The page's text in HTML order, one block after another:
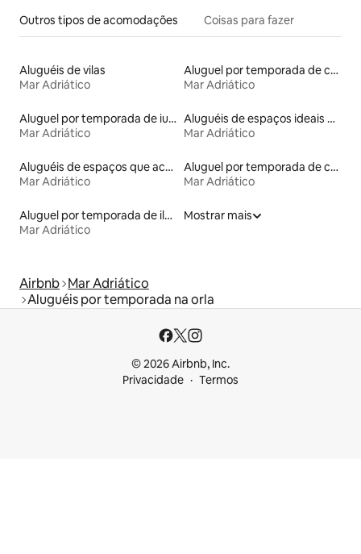
Outros tipos de acomodações Coisas para fazer
Aluguéis de vilas
Mar Adriático
Aluguel por temporada de casas arredondadas
Mar Adriático
Aluguel por temporada de iurtas
Mar Adriático
Aluguéis de espaços ideais para famílias
Mar Adriático
Aluguéis de espaços que aceitam animais de estimação
Mar Adriático
Aluguel por temporada de casas na terra
Mar Adriático
Aluguel por temporada de ilhas
Mar Adriático
Mostrar mais
Airbnb Mar Adriático
Aluguéis por temporada na orla
© 2026 Airbnb, Inc.
Privacidade
Termos